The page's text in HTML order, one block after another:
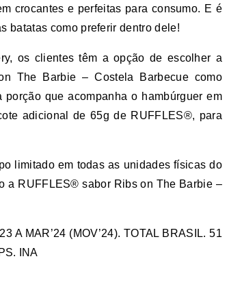
crocantes e perfeitas para consumo. E é
batatas como preferir dentro dele!
os clientes têm a opção de escolher a
The Barbie – Costela Barbecue como
que acompanha o hambúrguer em
adicional de 65g de RUFFLES®, para
limitado em todas as unidades físicas do
a RUFFLES® sabor Ribs on The Barbie –
A MAR’24 (MOV’24). TOTAL BRASIL. 51
INA